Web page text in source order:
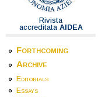
Rivista
accreditata AIDEA
Forthcoming
Archive
Editorials
Essays